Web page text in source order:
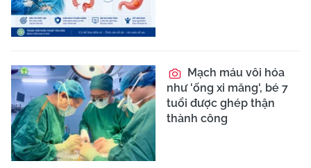
Mạch máu vôi hóa
như 'ống xi măng', bé 7
tuổi được ghép thận
thành công